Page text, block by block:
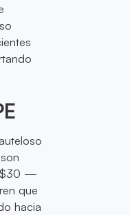
$30 —
que
hacia